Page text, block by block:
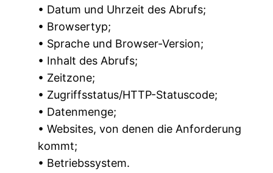
• Datum und Uhrzeit des Abrufs;
• Browsertyp;
• Sprache und Browser-Version;
• Inhalt des Abrufs;
• Zeitzone;
• Zugriffsstatus/HTTP-Statuscode;
• Datenmenge;
• Websites, von denen die Anforderung
kommt;
• Betriebssystem.